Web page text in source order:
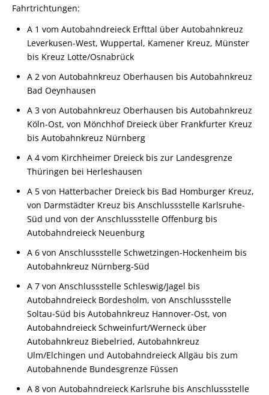
Fahrtrichtungen:
A 1 vom Autobahndreieck Erfttal über Autobahnkreuz
Leverkusen-West, Wuppertal, Kamener Kreuz, Münster
bis Kreuz Lotte/Osnabrück
A 2 von Autobahnkreuz Oberhausen bis Autobahnkreuz
Bad Oeynhausen
A 3 von Autobahnkreuz Oberhausen bis Autobahnkreuz
Köln-Ost, von Mönchhof Dreieck über Frankfurter Kreuz
bis Autobahnkreuz Nürnberg
A 4 vom Kirchheimer Dreieck bis zur Landesgrenze
Thüringen bei Herleshausen
A 5 von Hatterbacher Dreieck bis Bad Homburger Kreuz,
von Darmstädter Kreuz bis Anschlussstelle Karlsruhe-
Süd und von der Anschlussstelle Offenburg bis
Autobahndreieck Neuenburg
A 6 von Anschlussstelle Schwetzingen-Hockenheim bis
Autobahnkreuz Nürnberg-Süd
A 7 von Anschlussstelle Schleswig/Jagel bis
Autobahndreieck Bordesholm, von Anschlussstelle
Soltau-Süd bis Autobahnkreuz Hannover-Ost, von
Autobahndreieck Schweinfurt/Werneck über
Autobahnkreuz Biebelried, Autobahnkreuz
Ulm/Elchingen und Autobahndreieck Allgäu bis zum
Autobahnende Bundesgrenze Füssen
A 8 von Autobahndreieck Karlsruhe bis Anschlussstelle